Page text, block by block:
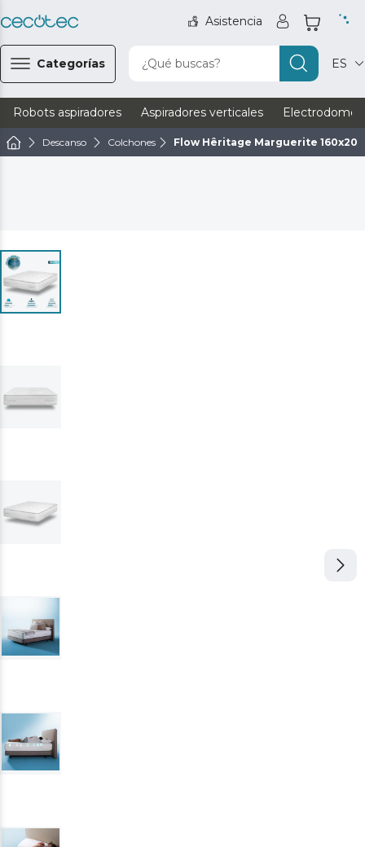
Asistencia
Categorías ¿Qué buscas? ES
Robots aspiradores Aspiradores verticales
Descanso Colchones Flow Hêritage Marguerite 160x200